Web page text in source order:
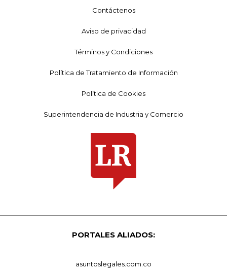
Contáctenos
Aviso de privacidad
Términos y Condiciones
Política de Tratamiento de Información
Política de Cookies
Superintendencia de Industria y Comercio
PORTALES ALIADOS:
asuntoslegales.com.co